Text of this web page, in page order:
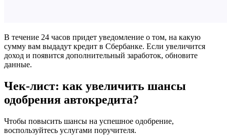
В течение 24 часов придет уведомление о том, на какую
сумму вам выдадут кредит в Сбербанке. Если увеличится
доход и появится дополнительный заработок, обновите
данные.
Чек-лист: как увеличить шансы
одобрения автокредита?
Чтобы повысить шансы на успешное одобрение,
воспользуйтесь услугами поручителя.